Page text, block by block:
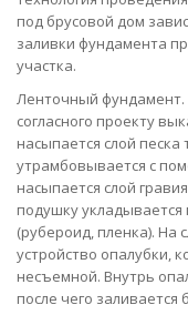
под брусовой дом
заливки фундамента
участка.
Ленточный
согласного проекту
насыпается слой
утрамбовывается с
насыпается слой
подушку
(рубероид, пленка). На
устройство опалубки,
несъемной. Внутрь
после чего заливается